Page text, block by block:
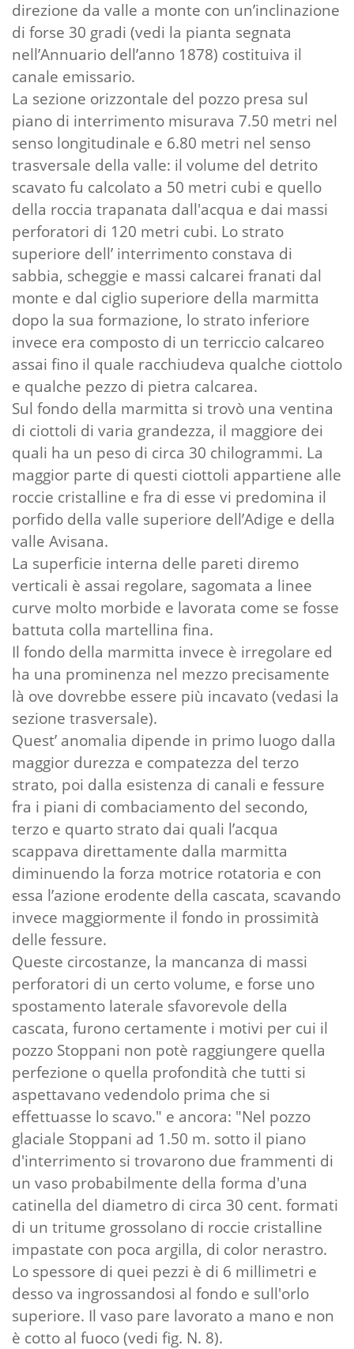
direzione da valle a monte con un’inclinazione
di forse 30 gradi (vedi la pianta segnata
nell’Annuario dell’anno 1878) costituiva il
canale emissario.
La sezione orizzontale del pozzo presa sul
piano di interrimento misurava 7.50 metri nel
senso longitudinale e 6.80 metri nel senso
trasversale della valle: il volume del detrito
scavato fu calcolato a 50 metri cubi e quello
della roccia trapanata dall'acqua e dai massi
perforatori di 120 metri cubi. Lo strato
superiore dell’ interrimento constava di
sabbia, scheggie e massi calcarei franati dal
monte e dal ciglio superiore della marmitta
dopo la sua formazione, lo strato inferiore
invece era composto di un terriccio calcareo
assai fino il quale racchiudeva qualche ciottolo
e qualche pezzo di pietra calcarea.
Sul fondo della marmitta si trovò una ventina
di ciottoli di varia grandezza, il maggiore dei
quali ha un peso di circa 30 chilogrammi. La
maggior parte di questi ciottoli appartiene alle
roccie cristalline e fra di esse vi predomina il
porfido della valle superiore dell’Adige e della
valle Avisana.
La superficie interna delle pareti diremo
verticali è assai regolare, sagomata a linee
curve molto morbide e lavorata come se fosse
battuta colla martellina fina.
Il fondo della marmitta invece è irregolare ed
ha una prominenza nel mezzo precisamente
là ove dovrebbe essere più incavato (vedasi la
sezione trasversale).
Quest’ anomalia dipende in primo luogo dalla
maggior durezza e compatezza del terzo
strato, poi dalla esistenza di canali e fessure
fra i piani di combaciamento del secondo,
terzo e quarto strato dai quali l’acqua
scappava direttamente dalla marmitta
diminuendo la forza motrice rotatoria e con
essa l’azione erodente della cascata, scavando
invece maggiormente il fondo in prossimità
delle fessure.
Queste circostanze, la mancanza di massi
perforatori di un certo volume, e forse uno
spostamento laterale sfavorevole della
cascata, furono certamente i motivi per cui il
pozzo Stoppani non potè raggiungere quella
perfezione o quella profondità che tutti si
aspettavano vedendolo prima che si
effettuasse lo scavo." e ancora: "Nel pozzo
glaciale Stoppani ad 1.50 m. sotto il piano
d'interrimento si trovarono due frammenti di
un vaso probabilmente della forma d'una
catinella del diametro di circa 30 cent. formati
di un tritume grossolano di roccie cristalline
impastate con poca argilla, di color nerastro.
Lo spessore di quei pezzi è di 6 millimetri e
desso va ingrossandosi al fondo e sull'orlo
superiore. Il vaso pare lavorato a mano e non
è cotto al fuoco (vedi fig. N. 8).